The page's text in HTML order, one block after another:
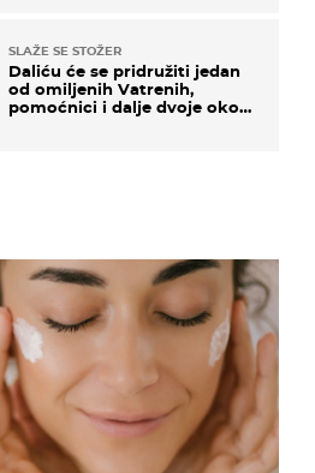
SLAŽE SE STOŽER
Daliću će se pridružiti jedan
od omiljenih Vatrenih,
pomoćnici i dalje dvoje oko